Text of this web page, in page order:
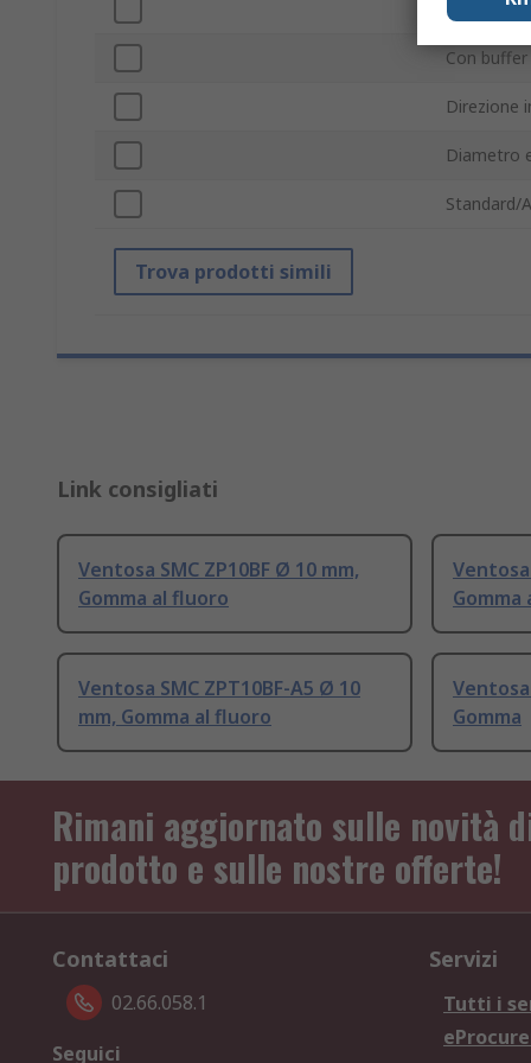
Serie
Con buffer
Direzione
Diametro
Standard/
Trova prodotti simili
Link consigliati
Ventosa SMC ZP10BF Ø 10 mm,
Gomma al fluoro
Ventosa
Ventosa SMC ZPT10BF-A5 Ø 10
mm, Gomma al fluoro
Ventosa
Gomma
Rimani aggiornato sulle novità
prodotto e sulle nostre offerte!
Contattaci
02.66.058.1
Seguici
Servizi
Tutti i